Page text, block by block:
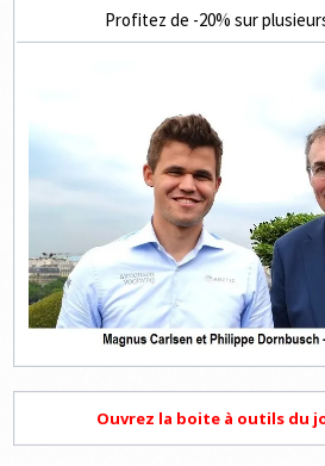
Profitez de -20% sur
Ouvrez la boite à outils du